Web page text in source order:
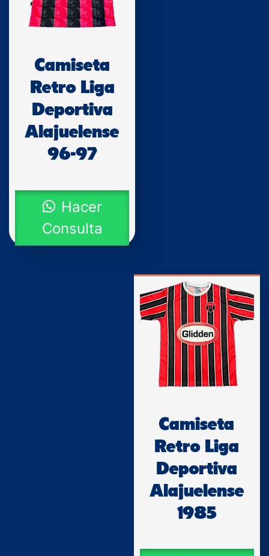
Camiseta
Retro Liga
Deportiva
Alajuelense
96-97
Hacer
Consulta
Camiseta
Retro Liga
Deportiva
Alajuelense
1985